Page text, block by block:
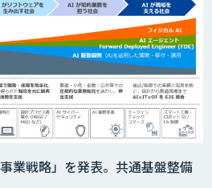
専用ナレッジAI構築
AIエージェント
ASK
業戦略」を発表。共通基盤整備